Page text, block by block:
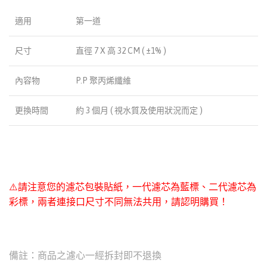
適用 第一道
尺寸 直徑 7 X 高 32 CM ( ±1% )
內容物 P.P 聚丙烯纖維
更換時間 約 3 個月 ( 視水質及使用狀況而定 )
⚠️請注意您的濾芯包裝貼紙，一代濾芯為藍標、二代濾芯為
彩標，兩者連接口尺寸不同無法共用，請認明購買！
備註：商品之濾心一經拆封即不退換